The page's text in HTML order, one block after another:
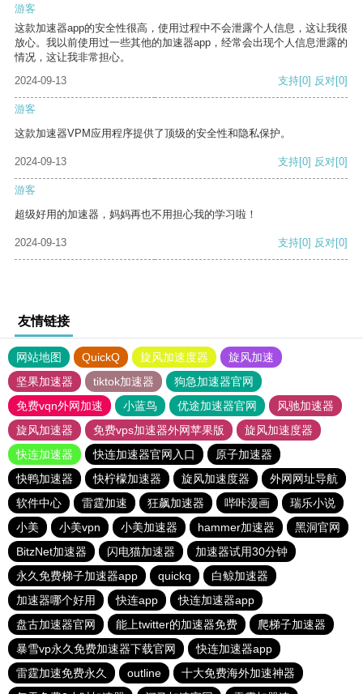
游客
这款加速器app的安全性很高，使用过程中不会泄露个人信息，这让我很
放心。我以前使用过一些其他的加速器app，经常会出现个人信息泄露的
情况，这让我非常担心。
2024-09-13
支持[0] 反对[0]
游客
这款加速器VPM应用程序提供了顶级的安全性和隐私保护。
2024-09-13 支持[0] 反对[0]
游客
超级好用的加速器，妈妈再也不用担心我的学习啦！
2024-09-13 支持[0] 反对[0]
友情链接
网站地图 QuickQ 旋风加速度器
旋风加速
坚果加速器
tiktok加速器
狗急加速器官网
免费vqn外网加速
小蓝鸟 优途加速器官网
风驰加速器
旋风加速器
免费vps加速器外网苹果版
旋风加速度器
快连加速器
快连加速器官网入口
原子加速器
快鸭加速器
快柠檬加速器 旋风加速度器
外网网址导航
软件中心
雷霆加速 狂飙加速器 哔咔漫画
瑞乐小说
小美
小美vpn 小美加速器 hammer加速器
黑洞官网
BitzNet加速器
闪电猫加速器
加速器试用30分钟
永久免费梯子加速器app
quickq
白鲸加速器
加速器哪个好用
快连app
快连加速器app
盘古加速器官网
能上twitter的加速器免费
爬梯子加速器
暴雪vp永久免费加速器下载官网
快连加速器app
雷霆加速免费永久
outline
十大免费海外加速神器